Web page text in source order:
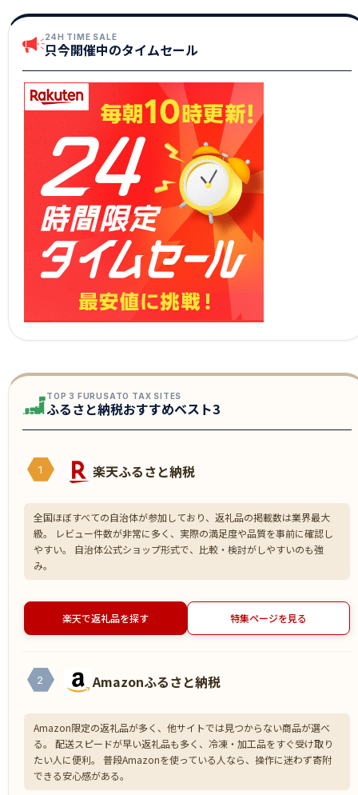
24H TIME SALE
只今開催中のタイムセール
TOP 3 FURUSATO TAX SITES
ふるさと納税おすすめベスト3
1 楽天ふるさと納税
全国ほぼすべての自治体が参加しており、返礼品の掲載数は業界最大
級。 レビュー件数が非常に多く、実際の満足度や品質を事前に確認し
やすい。 自治体公式ショップ形式で、比較・検討がしやすいのも強
み。
楽天で返礼品を探す 特集ページを見る
2 Amazonふるさと納税
Amazon限定の返礼品が多く、他サイトでは見つからない商品が選べ
る。 配送スピードが早い返礼品も多く、冷凍・加工品をすぐ受け取り
たい人に便利。 普段Amazonを使っている人なら、操作に迷わず寄附
できる安心感がある。